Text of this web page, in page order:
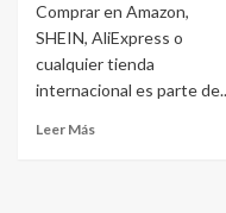
Comprar en Amazon,
SHEIN, AliExpress o
cualquier tienda
internacional es parte
Leer Más